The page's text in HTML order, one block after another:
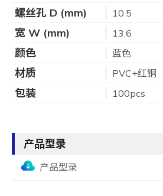
螺丝孔 D (mm) 10.5
宽 W (mm) 13.6
颜色 蓝色
材质 PVC+红铜
包装 100pcs
产品型录
产品型录